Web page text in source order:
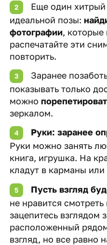
Еще один
идеальной позы:
фотографии, которые
распечатайте эти
повторить.
Заранее
показывать только
можно
зеркалом.
Руки: заранее
Руки можно занять
книга, игрушка. На
кладут в карманы
Пусть взгляд
не нравится смотреть
зацепитесь взглядом
расположенный
взгляд, но все равно